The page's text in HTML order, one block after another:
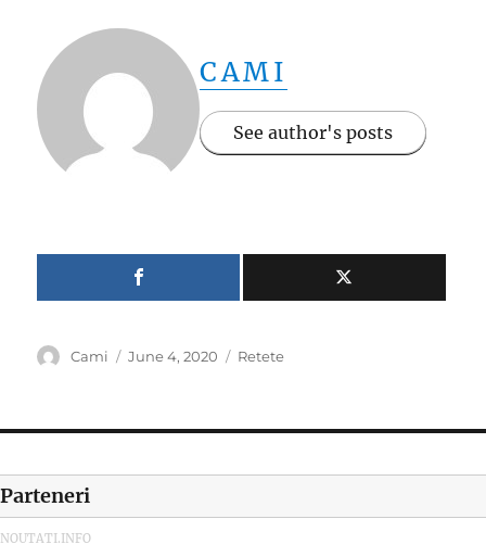
CAMI
See author's posts
Author
Cami
Posted
June 4, 2020 Categories
Retete
Parteneri
NOUTATI.INFO